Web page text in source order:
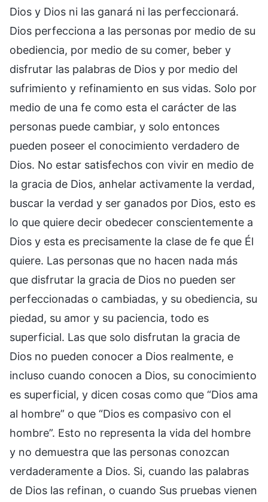
Dios y Dios ni las ganará ni las perfeccionará.
Dios perfecciona a las personas por medio de su
obediencia, por medio de su comer, beber y
disfrutar las palabras de Dios y por medio del
sufrimiento y refinamiento en sus vidas. Solo por
medio de una fe como esta el carácter de las
personas puede cambiar, y solo entonces
pueden poseer el conocimiento verdadero de
Dios. No estar satisfechos con vivir en medio de
la gracia de Dios, anhelar activamente la verdad,
buscar la verdad y ser ganados por Dios, esto es
lo que quiere decir obedecer conscientemente a
Dios y esta es precisamente la clase de fe que Él
quiere. Las personas que no hacen nada más
que disfrutar la gracia de Dios no pueden ser
perfeccionadas o cambiadas, y su obediencia, su
piedad, su amor y su paciencia, todo es
superficial. Las que solo disfrutan la gracia de
Dios no pueden conocer a Dios realmente, e
incluso cuando conocen a Dios, su conocimiento
es superficial, y dicen cosas como que “Dios ama
al hombre” o que “Dios es compasivo con el
hombre”. Esto no representa la vida del hombre
y no demuestra que las personas conozcan
verdaderamente a Dios. Si, cuando las palabras
de Dios las refinan, o cuando Sus pruebas vienen